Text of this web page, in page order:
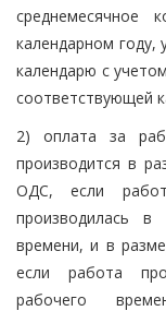
среднемесячное
календарном году,
календарю с
соответствующей
2) оплата за
производится в
ОДС, если
производилась
времени, и в
если работа
рабочего